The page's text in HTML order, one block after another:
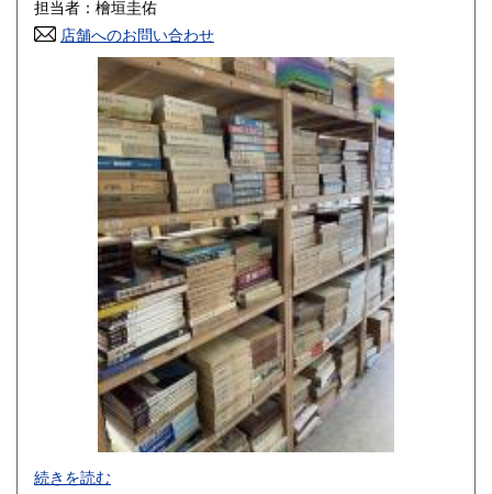
高知県 800円
800円 長崎県
800円 大分県
800円 鹿児島県
1,500円
担当者：檜垣圭佑
店舗へのお問い合わせ
-
続きを読む